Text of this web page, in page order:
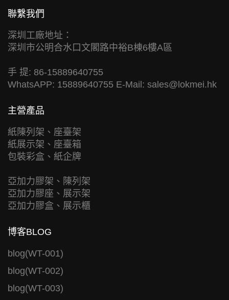
聯繫我們
深圳工廠地址：
深圳市公明合水口文閣路中裕B棟6樓A區
手 提: 86-15889640755
WhatsAPP: 15889640755 E-Mail: sales@lokmei.hk
主營產品
紙陳列架、座臺架
紙展示架、座臺箱
包裝彩盒、紙企牌
亞加力膠架、陳列架
亞加力膠座、展示架
亞加力膠盒、展示櫃
博客BLOG
blog(WT-001)
blog(WT-002)
blog(WT-003)